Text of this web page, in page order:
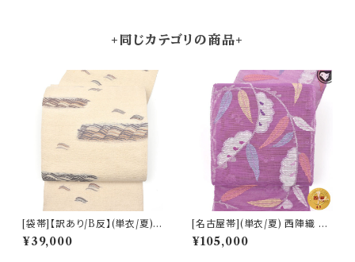
+同じカテゴリの商品+
[袋帯]【訳あり/B反】(単衣/夏)
西陣織 老舗 加納幸 謹製 さざ
波文様 正絹 日本製(商品番号:2
¥39,000
[名古屋帯](単衣/夏) 西陣織 帯
屋捨松 謹製 雪持柳文 八寸帯
正絹 日本製(商品番号:19368)
¥105,000